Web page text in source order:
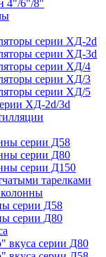
4"/6"/8"
серии ХД-2d
серии ХД-3d
серии ХД/4
серии ХД/3
серии ХД/5
ХД-2d/3d
серии Д58
серии Д80
серии Д150
тарелками
серии Д58
серии Д80
вкуса серии Д80